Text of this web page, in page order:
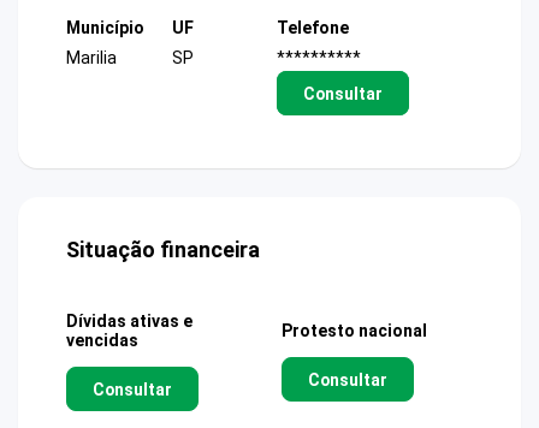
Município
Marilia
UF
SP
Telefone
**********
Consultar
Situação financeira
Dívidas ativas e
vencidas
Consultar
Protesto nacional
Consultar